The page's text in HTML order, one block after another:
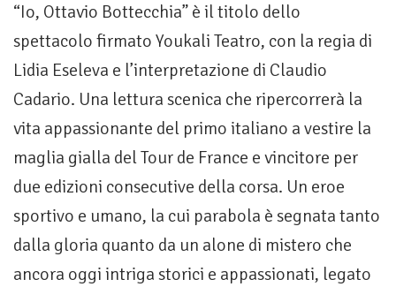
“Io, Ottavio Bottecchia” è il titolo dello
spettacolo firmato Youkali Teatro, con la regia di
Lidia Eseleva e l’interpretazione di Claudio
Cadario. Una lettura scenica che ripercorrerà la
vita appassionante del primo italiano a vestire la
maglia gialla del Tour de France e vincitore per
due edizioni consecutive della corsa. Un eroe
sportivo e umano, la cui parabola è segnata tanto
dalla gloria quanto da un alone di mistero che
ancora oggi intriga storici e appassionati, legato